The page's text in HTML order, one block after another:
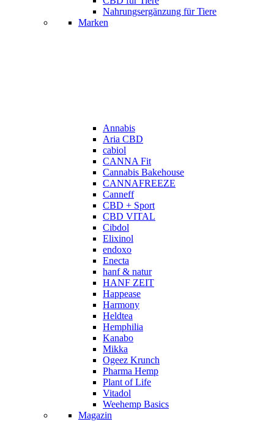
Nahrungsergänzung für Tiere
Marken
Annabis
Aria CBD
cabiol
CANNA Fit
Cannabis Bakehouse
CANNAFREEZE
Canneff
CBD + Sport
CBD VITAL
Cibdol
Elixinol
endoxo
Enecta
hanf & natur
HANF ZEIT
Happease
Harmony
Heldtea
Hemphilia
Kanabo
Mikka
Ogeez Krunch
Pharma Hemp
Plant of Life
Vitadol
Weehemp Basics
Magazin